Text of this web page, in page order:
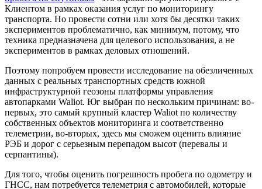
Клиентом в рамках оказания услуг по мониторингу
транспорта. Но провести сотни или хотя бы десятки таких
экспериментов проблематично, как минимум, потому, что
техника предназначена для целевого использования, а не
экспериментов в рамках деловых отношений.
Поэтому попробуем провести исследование на обезличенных
данных с реальных транспортных средств южной
инфраструктурной геозоны платформы управления
автопарками Waliot. Юг выбран по нескольким причинам: во-
первых, это самый крупный кластер Waliot по количеству
собственных объектов мониторинга и соответственно
телеметрии, во-вторых, здесь мы сможем оценить влияние
РЭБ и дорог с серьезным перепадом высот (перевалы и
серпантины).
Для того, чтобы оценить погрешность пробега по одометру и
ГНСС, нам потребуется телеметрия с автомобилей, которые